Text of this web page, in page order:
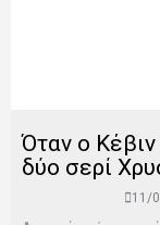
Όταν ο
δύο σερί
11/